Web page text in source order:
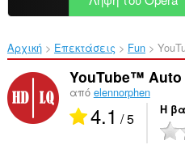
Αρχική Επεκτάσεις Fun
YouTube™ Auto
από elennorphen
4.1 / 5 Η